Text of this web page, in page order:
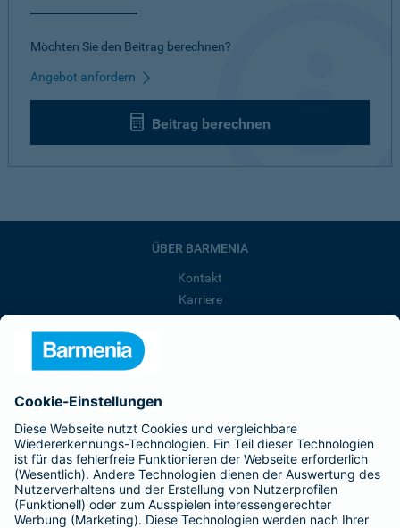
Möchten Sie den Beitrag berechnen?
Angebot anfordern
Beitrag berechnen
ÜBER BARMENIA
Kontakt
Karriere
Barmenia ist Teil der BarmeniaGothaer
BELIEBTE SEITEN
Kranken-Zusatzversicherung
Tierversicherungen
Haftpflichtversicherung